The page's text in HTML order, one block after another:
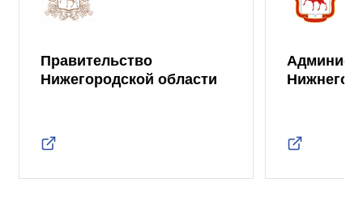
Правительство
Нижегородской области
Нижнего